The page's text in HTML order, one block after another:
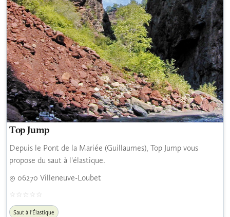
Top Jump
Depuis le Pont de la Mariée (Guillaumes), Top Jump vous
propose du saut à l'élastique.
06270 Villeneuve-Loubet
Saut à l'Élastique